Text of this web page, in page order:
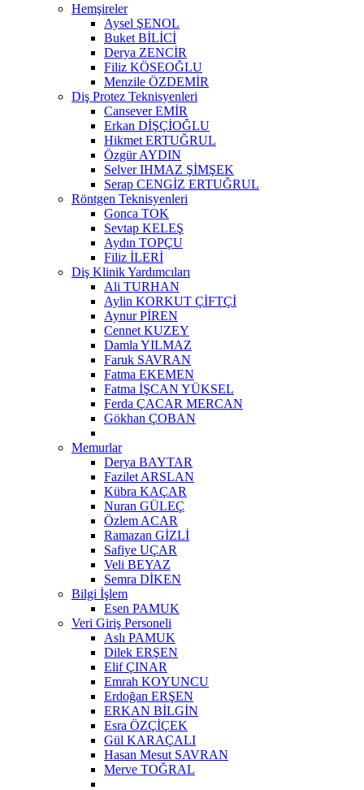
Hemşireler
Aysel ŞENOL
Buket BİLİCİ
Derya ZENCİR
Filiz KÖSEOĞLU
Menzile ÖZDEMİR
Diş Protez Teknisyenleri
Cansever EMİR
Erkan DİŞÇİOĞLU
Hikmet ERTUĞRUL
Özgür AYDIN
Selver IHMAZ ŞİMŞEK
Serap CENGİZ ERTUĞRUL
Röntgen Teknisyenleri
Gonca TOK
Sevtap KELEŞ
Aydın TOPÇU
Filiz İLERİ
Diş Klinik Yardımcıları
Ali TURHAN
Aylin KORKUT ÇİFTÇİ
Aynur PİREN
Cennet KUZEY
Damla YILMAZ
Faruk SAVRAN
Fatma EKEMEN
Fatma İŞCAN YÜKSEL
Ferda ÇACAR MERCAN
Gökhan ÇOBAN
Memurlar
Derya BAYTAR
Fazilet ARSLAN
Kübra KAÇAR
Nuran GÜLEÇ
Özlem ACAR
Ramazan GİZLİ
Safiye UÇAR
Veli BEYAZ
Semra DİKEN
Bilgi İşlem
Esen PAMUK
Veri Giriş Personeli
Aslı PAMUK
Dilek ERŞEN
Elif ÇINAR
Emrah KOYUNCU
Erdoğan ERŞEN
ERKAN BİLGİN
Esra ÖZÇİÇEK
Gül KARAÇALI
Hasan Mesut SAVRAN
Merve TOĞRAL